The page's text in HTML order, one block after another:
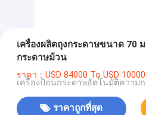
เครื่องผลิตถุงกระดาษขนาด 70
กระดาษม้วน
ราคา：USD 84000 To USD
เครื่องป้อนกระดาษอัตโนมัติความ
ราคาถูกที่สุด